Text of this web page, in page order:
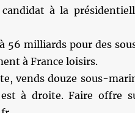
à la
56 milliards pour des
à France loisirs.
vends douze sous-
à droite. Faire offre